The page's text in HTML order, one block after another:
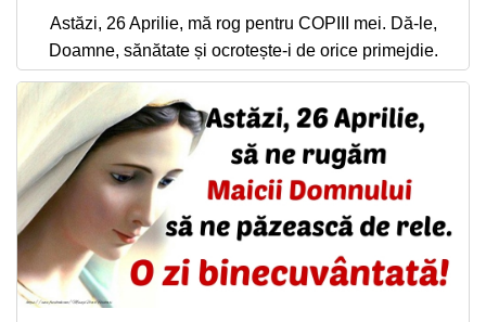
Astăzi, 26 Aprilie, mă rog pentru COPIII mei. Dă-le,
Doamne, sănătate și ocrotește-i de orice primejdie.